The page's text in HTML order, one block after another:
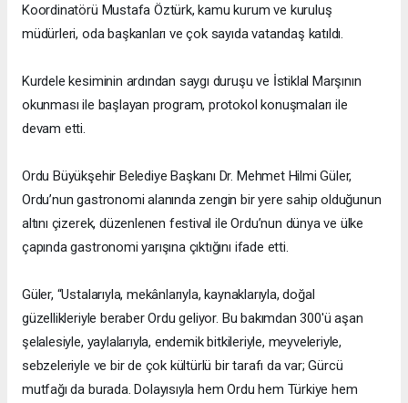
Koordinatörü Mustafa Öztürk, kamu kurum ve kuruluş
müdürleri, oda başkanları ve çok sayıda vatandaş katıldı.
Kurdele kesiminin ardından saygı duruşu ve İstiklal Marşının
okunması ile başlayan program, protokol konuşmaları ile
devam etti.
Ordu Büyükşehir Belediye Başkanı Dr. Mehmet Hilmi Güler,
Ordu’nun gastronomi alanında zengin bir yere sahip olduğunun
altını çizerek, düzenlenen festival ile Ordu’nun dünya ve ülke
çapında gastronomi yarışına çıktığını ifade etti.
Güler, “Ustalarıyla, mekânlarıyla, kaynaklarıyla, doğal
güzellikleriyle beraber Ordu geliyor. Bu bakımdan 300'ü aşan
şelalesiyle, yaylalarıyla, endemik bitkileriyle, meyveleriyle,
sebzeleriyle ve bir de çok kültürlü bir tarafı da var; Gürcü
mutfağı da burada. Dolayısıyla hem Ordu hem Türkiye hem